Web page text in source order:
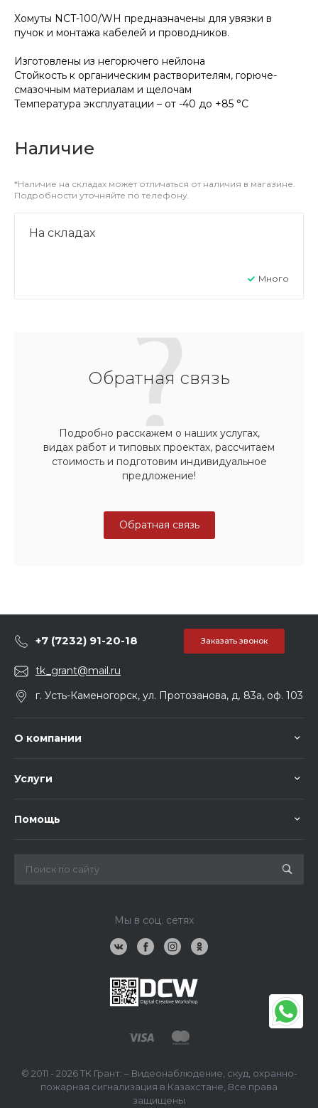
Хомуты NCT-100/WH предназначены для увязки в
пучок и монтажа кабелей и проводников.
Изготовлены из негорючего нейлона
Стойкость к органическим растворителям, горюче-
смазочным материалам и щелочам
Температура эксплуатации – от -40 до +85 °C
Наличие
*Наличие на складах может отличаться от наличия в магазине.
Подробности уточняйте по телефону.
На складах
Много
Обратная связь
Подробно расскажем о наших услугах,
видах работ и типовых проектах, рассчитаем
стоимость и подготовим индивидуальное
предложение!
Обратная связь
+7 (7232) 91-20-18 Заказать звонок
tk_grant@mail.ru
г. Усть-Каменогорск, ул. Протозанова, д. 83а, оф. 103
О компании
Услуги
Помощь
Мы в соц. сетях
© 2011 - 2026 ТК Грант: – Видеонаблюдение, скуд, охранно-
пожарная сигнализация в Казахстане, Все права
защищены